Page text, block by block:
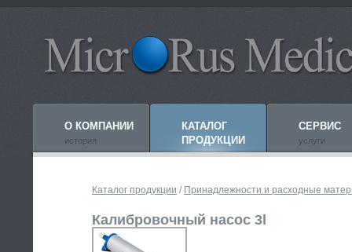
О КОМПАНИИ
история
КАТАЛОГ
ПРОДУКЦИИ
СЕРВИС
услуги
Каталог продукции / Принадлежности и расходные
Калибровочный насос 3l